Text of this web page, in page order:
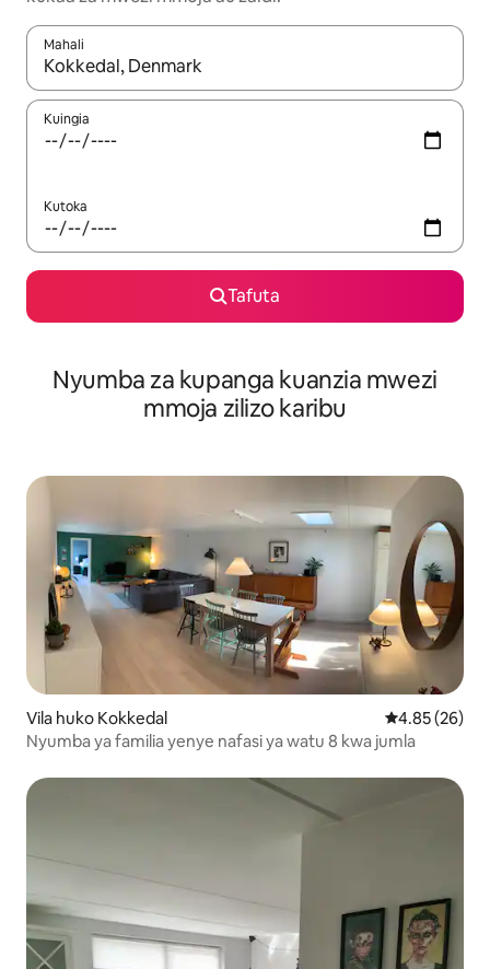
Mahali
Wakati matokeo yanapatikana, vinjari kwa kutumia vitufe vya
Kuingia
Kutoka
Tafuta
Nyumba za kupanga kuanzia mwezi
mmoja zilizo karibu
Vila huko Kokkedal Ukadiriaji wa
4.85 (26)
Nyumba ya familia yenye nafasi ya watu 8 kwa jumla